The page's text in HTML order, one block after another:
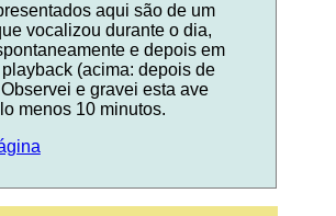
aqui são de um
vocalizou durante o dia,
e depois em
(acima: depois de
e gravei esta ave
menos 10 minutos.